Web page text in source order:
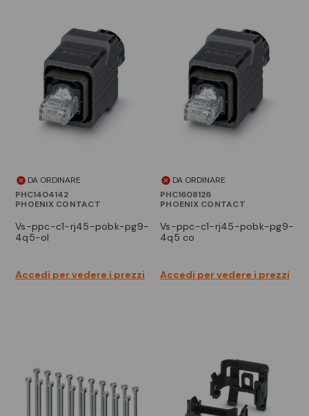
DA ORDINARE
PHC1404142
PHOENIX CONTACT
vs-ppc-c1-rj45-pobk-pg9-
4q5-ol
Accedi per vedere i prezzi
DA ORDINARE
PHC1608126
PHOENIX CONTACT
vs-ppc-c1-rj45-pobk-pg9-
4q5 co
Accedi per vedere i prezzi